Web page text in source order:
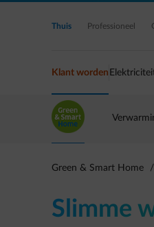
Ga naar de
Thuis Professioneel
Klant worden
Green & Smart Home /
Slimme